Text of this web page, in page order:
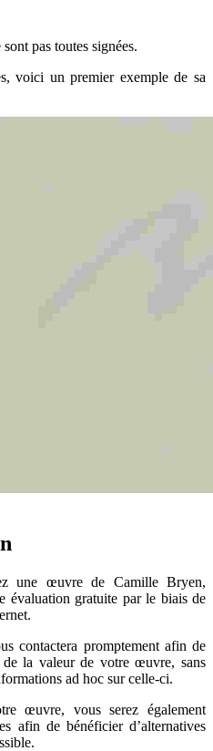
pas toutes signées.
voici un premier exemple de sa
une œuvre de Camille Bryen,
évaluation gratuite par le biais de
contactera promptement afin de
de la valeur de votre œuvre, sans
ad hoc sur celle-ci.
œuvre, vous serez également
afin de bénéficier d’alternatives